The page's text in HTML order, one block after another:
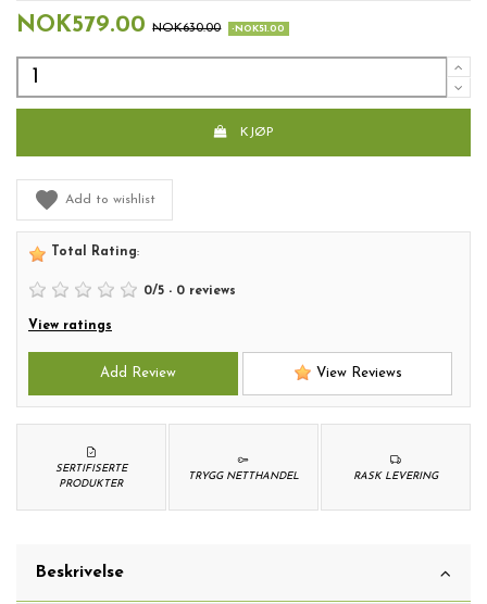
NOK579.00 NOK630.00 -NOK51.00
KJØP
Add to wishlist
Total Rating:
0/5 - 0 reviews
View ratings
Add Review View Reviews
RASK LEVERING
TRYGG NETTHANDEL
SERTIFISERTE
PRODUKTER
Beskrivelse